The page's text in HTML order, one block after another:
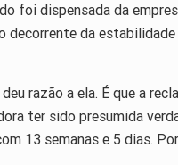
foi dispensada da
decorrente da
razão a ela. É que a
ter sido presumida
13 semanas e 5 dias.